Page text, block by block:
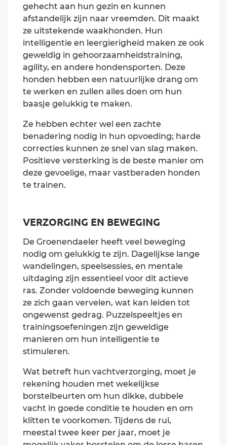
gehecht aan hun gezin en kunnen
afstandelijk zijn naar vreemden. Dit maakt
ze uitstekende waakhonden. Hun
intelligentie en leergierigheid maken ze ook
geweldig in gehoorzaamheidstraining,
agility, en andere hondensporten. Deze
honden hebben een natuurlijke drang om
te werken en zullen alles doen om hun
baasje gelukkig te maken.
Ze hebben echter wel een zachte
benadering nodig in hun opvoeding; harde
correcties kunnen ze snel van slag maken.
Positieve versterking is de beste manier om
deze gevoelige, maar vastberaden honden
te trainen.
VERZORGING EN BEWEGING
De Groenendaeler heeft veel beweging
nodig om gelukkig te zijn. Dagelijkse lange
wandelingen, speelsessies, en mentale
uitdaging zijn essentieel voor dit actieve
ras. Zonder voldoende beweging kunnen
ze zich gaan vervelen, wat kan leiden tot
ongewenst gedrag. Puzzelspeeltjes en
trainingsoefeningen zijn geweldige
manieren om hun intelligentie te
stimuleren.
Wat betreft hun vachtverzorging, moet je
rekening houden met wekelijkse
borstelbeurten om hun dikke, dubbele
vacht in goede conditie te houden en om
klitten te voorkomen. Tijdens de rui,
meestal twee keer per jaar, moet je